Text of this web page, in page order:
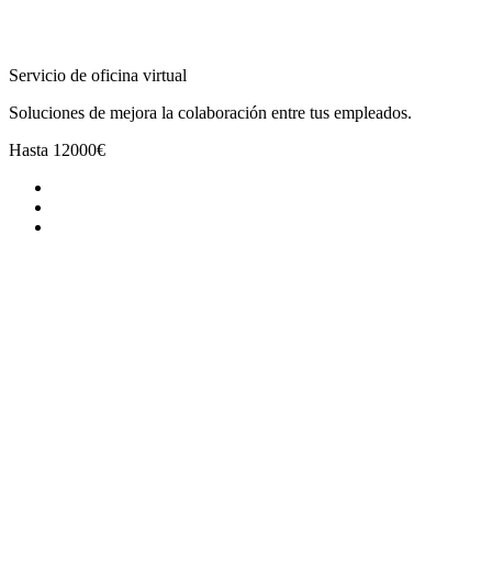
Servicio de oficina virtual
Soluciones de mejora la colaboración entre tus empleados.
Hasta 12000€